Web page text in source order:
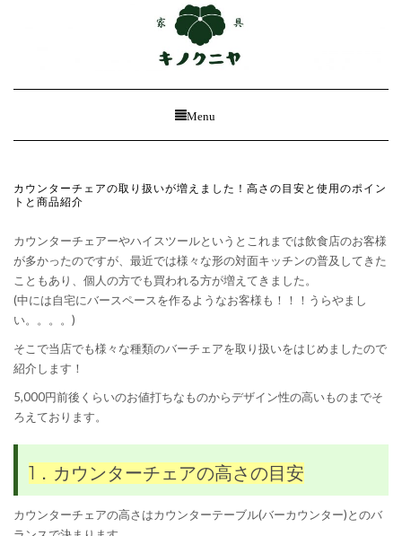
Toggle
Menu
カウンターチェアの取り扱いが増えました！高さの目安と使用のポイン
トと商品紹介
カウンターチェアーやハイスツールというとこれまでは飲食店のお客様
が多かったのですが、最近では様々な形の対面キッチンの普及してきた
こともあり、個人の方でも買われる方が増えてきました。
(中には自宅にバースペースを作るようなお客様も！！！うらやまし
い。。。。)
そこで当店でも様々な種類のバーチェアを取り扱いをはじめましたので
紹介します！
5,000円前後くらいのお値打ちなものからデザイン性の高いものまでそ
ろえております。
1．カウンターチェアの高さの目安
カウンターチェアの高さはカウンターテーブル(バーカウンター)とのバ